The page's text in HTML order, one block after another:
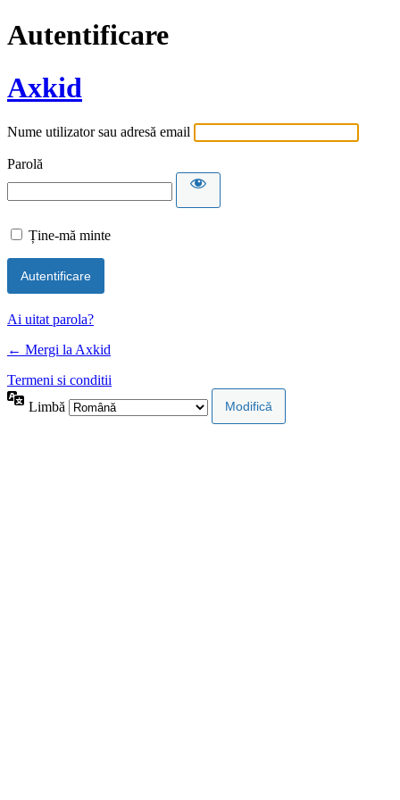
Autentificare
Axkid
Nume utilizator sau adresă email
Parolă
Ține-mă minte
Alternative:
Ai uitat parola?
← Mergi la Axkid
Termeni si conditii
Limbă